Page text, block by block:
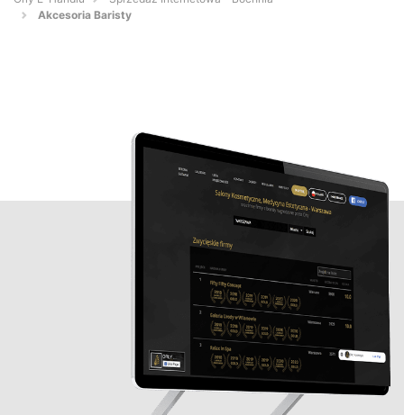
Akcesoria Baristy